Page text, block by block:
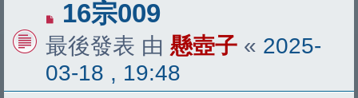
16宗009
最後發表 由 懸壺子 « 2025-
03-18 , 19:48